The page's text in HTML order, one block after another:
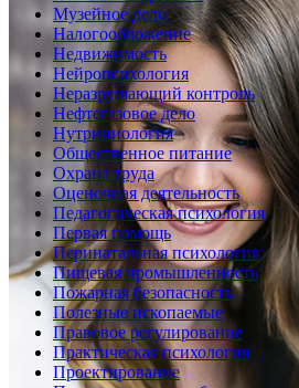
Музейное дело
Налогообложение
Недвижимость
Нейропсихология
Неразрушающий контроль
Нефтегазовое дело
Нутрициология
Общественное питание
Охрана труда
Оценочная деятельность
Педагогическая психология
Первая помощь
Перинатальная психология
Пищевая промышленность
Пожарная безопасность
Полезные ископаемые
Правовое регулирование
Практическая психология
Проектирование